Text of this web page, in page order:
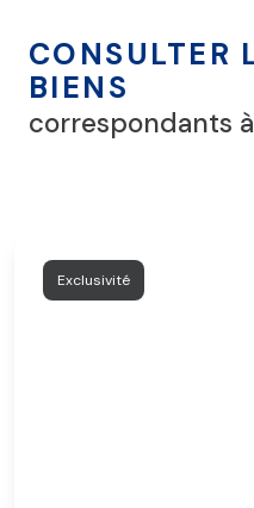
CONSULTER
BIENS
correspondants
Exclusivité